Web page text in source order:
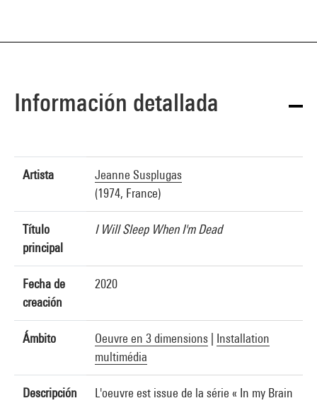
Información detallada
Artista
Jeanne Susplugas
(1974, France)
Título
principal
I Will Sleep When I'm Dead
Fecha de
creación
2020
Ámbito Oeuvre en 3 dimensions
Installation
multimédia
Descripción
L'oeuvre est issue de la série « In my Brain